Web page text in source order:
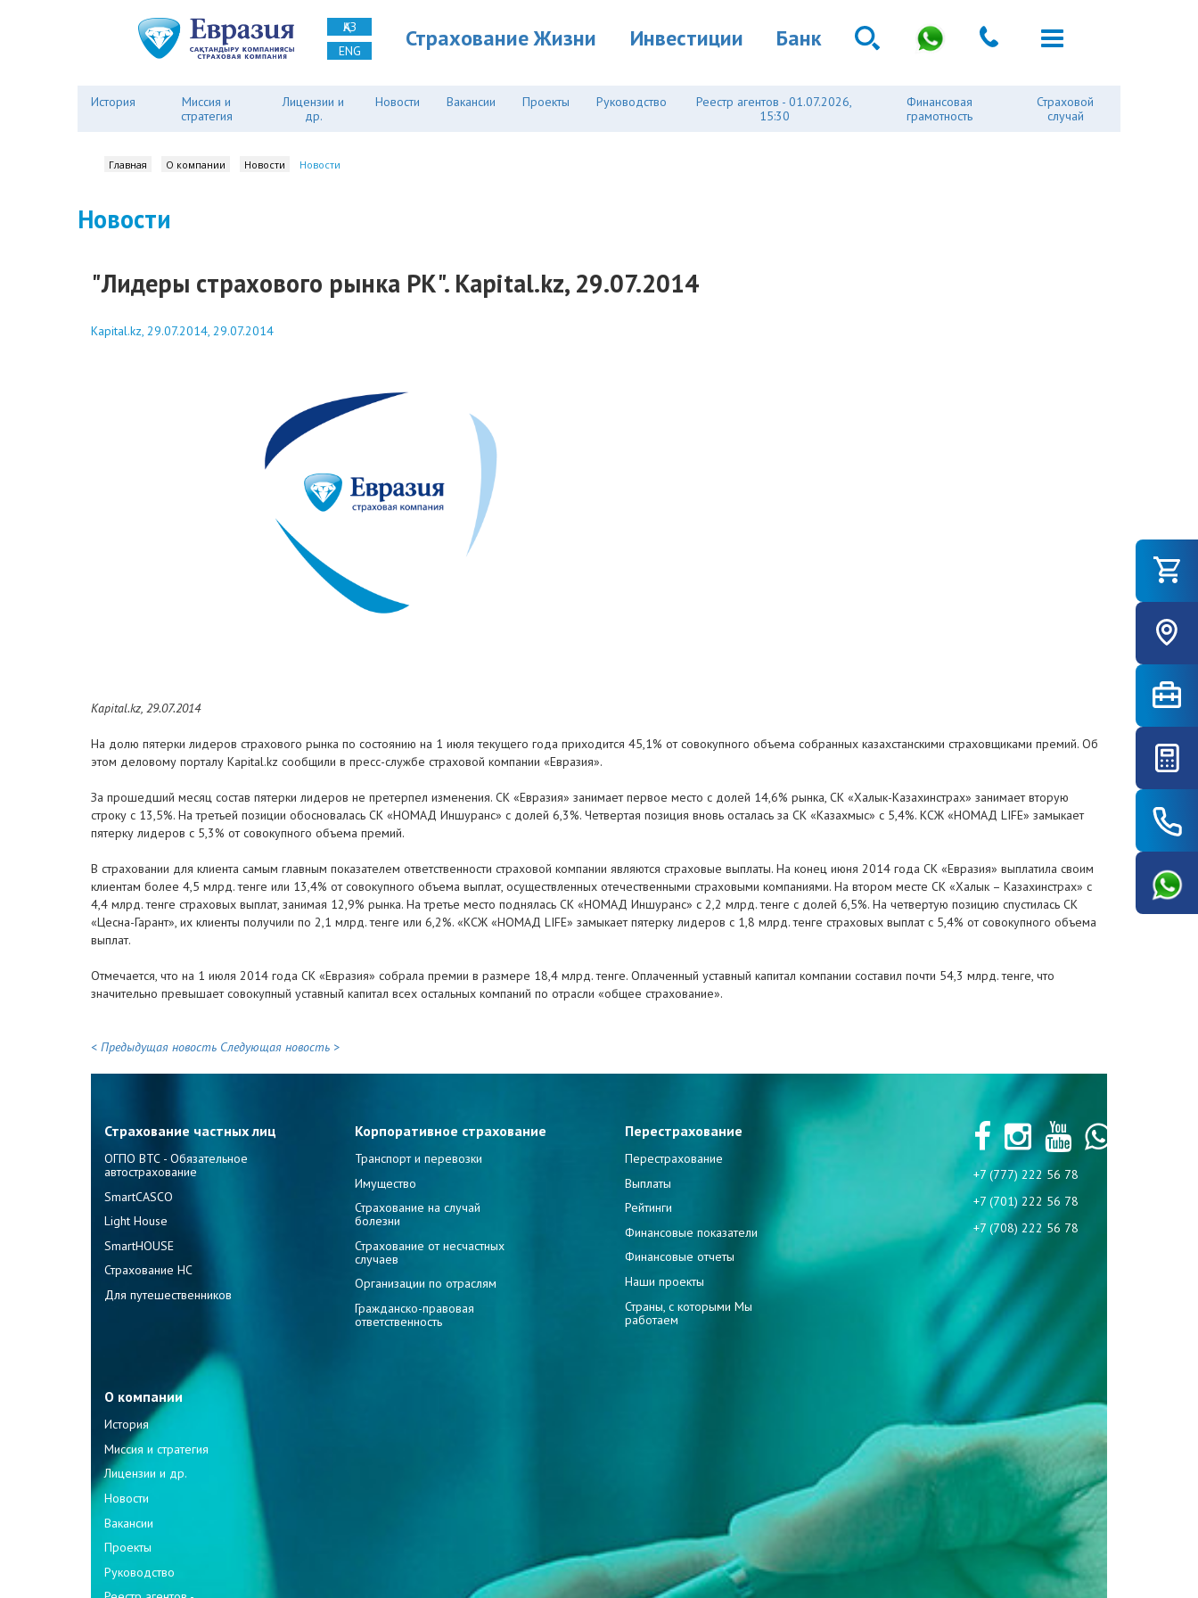
ҚАЗ
ENG
Страхование Жизни Инвестиции Банк
История
Миссия и
стратегия
Лицензии и
др.
Новости Вакансии Проекты Руководство
Реестр агентов - 01.07.2026,
15:30
Финансовая
грамотность
Страховой
случай
Главная О компании Новости Новости
Новости
"Лидеры страхового рынка РК". Kapital.kz, 29.07.2014
Kapital.kz, 29.07.2014, 29.07.2014
Kapital.kz, 29.07.2014
На долю пятерки лидеров страхового рынка по состоянию на 1 июля текущего года приходится 45,1% от совокупного объема собранных казахстанскими страховщиками премий. Об
этом деловому порталу Kapital.kz сообщили в пресс-службе страховой компании «Евразия».
За прошедший месяц состав пятерки лидеров не претерпел изменения. СК «Евразия» занимает первое место с долей 14,6% рынка, СК «Халык-Казахинстрах» занимает вторую
строку с 13,5%. На третьей позиции обосновалась СК «НОМАД Иншуранс» с долей 6,3%. Четвертая позиция вновь осталась за СК «Казахмыс» с 5,4%. КСЖ «НОМАД LIFE» замыкает
пятерку лидеров с 5,3% от совокупного объема премий.
В страховании для клиента самым главным показателем ответственности страховой компании являются страховые выплаты. На конец июня 2014 года СК «Евразия» выплатила своим
клиентам более 4,5 млрд. тенге или 13,4% от совокупного объема выплат, осуществленных отечественными страховыми компаниями. На втором месте СК «Халык – Казахинстрах» с
4,4 млрд. тенге страховых выплат, занимая 12,9% рынка. На третье место поднялась СК «НОМАД Иншуранс» с 2,2 млрд. тенге с долей 6,5%. На четвертую позицию спустилась СК
«Цесна-Гарант», их клиенты получили по 2,1 млрд. тенге или 6,2%. «КСЖ «НОМАД LIFE» замыкает пятерку лидеров с 1,8 млрд. тенге страховых выплат с 5,4% от совокупного объема
выплат.
Отмечается, что на 1 июля 2014 года СК «Евразия» собрала премии в размере 18,4 млрд. тенге. Оплаченный уставный капитал компании составил почти 54,3 млрд. тенге, что
значительно превышает совокупный уставный капитал всех остальных компаний по отрасли «общее страхование».
< Предыдущая новость Следующая новость >
Страхование частных лиц
ОГПО ВТС - Обязательное
автострахование
SmartCASCO
Light House
SmartHOUSE
Страхование НС
Для путешественников
Корпоративное страхование
Транспорт и перевозки
Имущество
Страхование на случай
болезни
Страхование от несчастных
случаев
Организации по отраслям
Гражданско-правовая
ответственность
Перестрахование
Перестрахование
Выплаты
Рейтинги
Финансовые показатели
Финансовые отчеты
Наши проекты
Страны, с которыми Мы
работаем
О компании
История
Миссия и стратегия
Лицензии и др.
Новости
Вакансии
Проекты
Руководство
+7 (777) 222 56 78
+7 (701) 222 56 78
+7 (708) 222 56 78